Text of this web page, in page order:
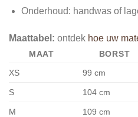
Onderhoud: handwas of
Maattabel: ontdek hoe uw
MAAT BORST
XS
99 cm
S 104 cm
M 109 cm